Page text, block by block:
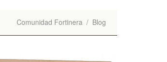
Comunidad Fortinera / Blog